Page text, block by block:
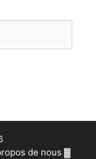
de nous ▓